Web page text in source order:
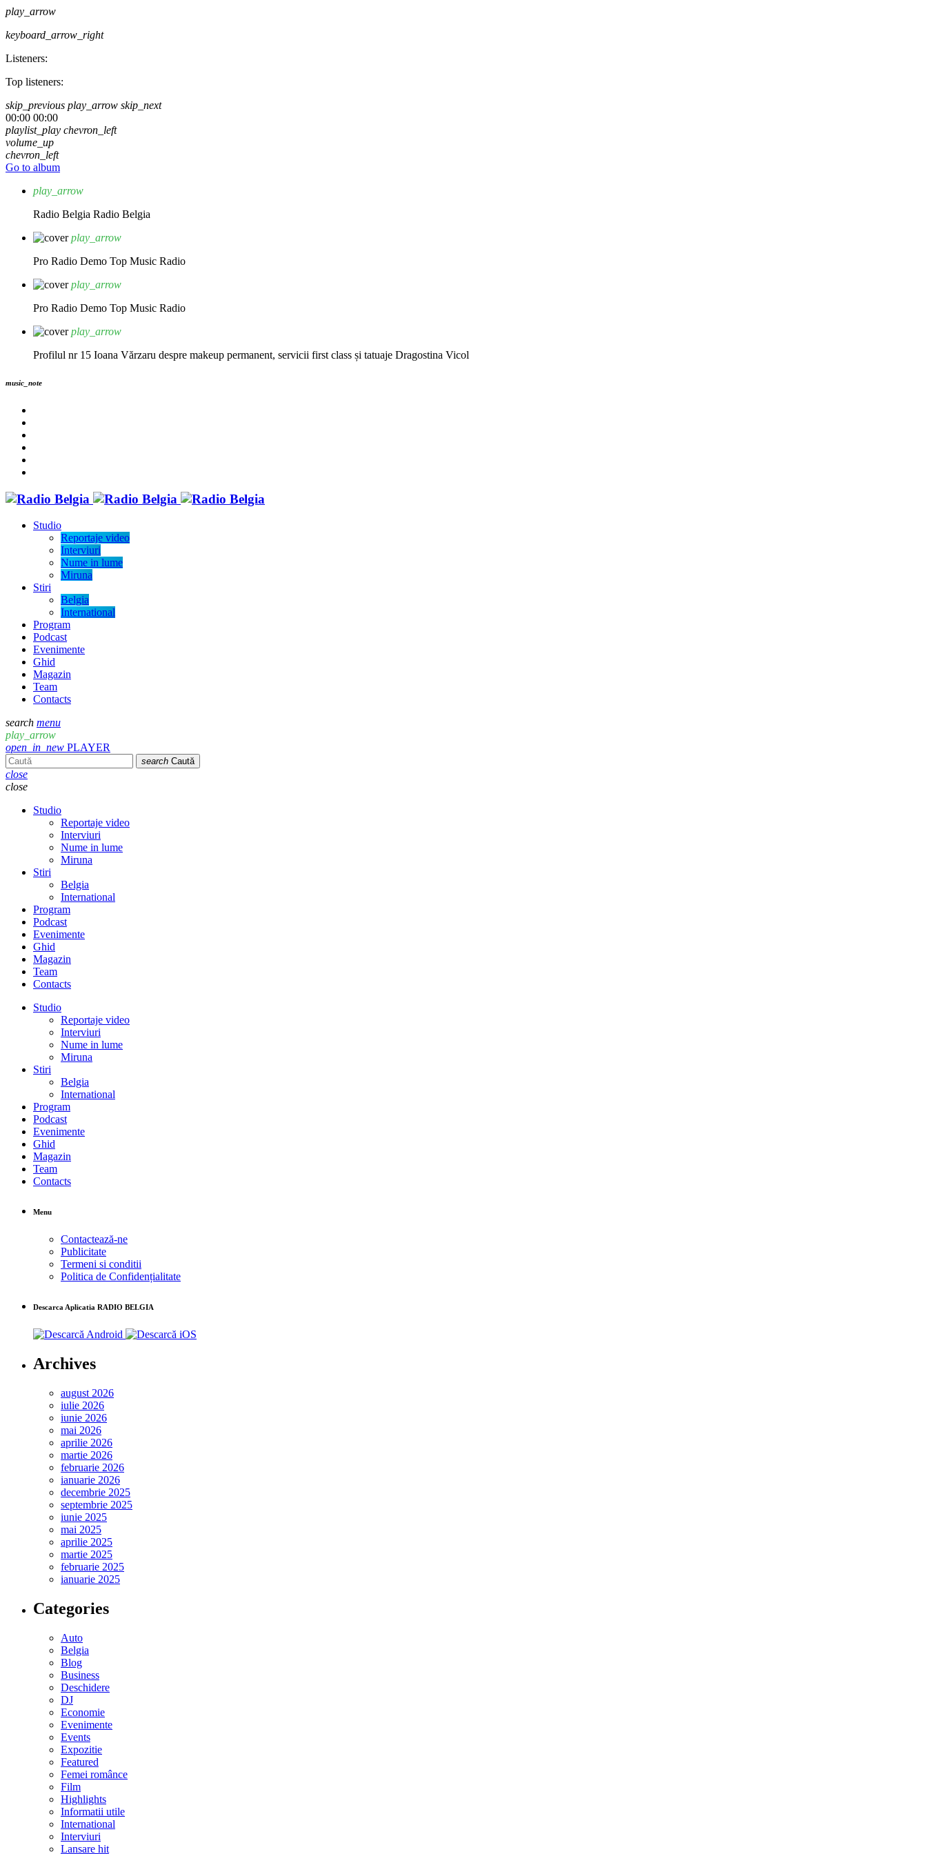
play_arrow
keyboard_arrow_right
Listeners:
Top listeners:
skip_previous play_arrow skip_next
00:00 00:00
playlist_play chevron_left
volume_up
chevron_left
Go to album
play_arrow
Radio Belgia Radio Belgia
play_arrow
Pro Radio Demo Top Music Radio
play_arrow
Pro Radio Demo Top Music Radio
play_arrow
Profilul nr 15 Ioana Vărzaru despre makeup permanent, servicii first class și tatuaje Dragostina Vicol
music_note
Studio
Reportaje video
Interviuri
Nume in lume
Miruna
Stiri
Belgia
International
Program
Podcast
Evenimente
Ghid
Magazin
Team
Contacts
search menu
play_arrow
open_in_new PLAYER
search Caută
close
close
Studio
Reportaje video
Interviuri
Nume in lume
Miruna
Stiri
Belgia
International
Program
Podcast
Evenimente
Ghid
Magazin
Team
Contacts
Studio
Reportaje video
Interviuri
Nume in lume
Miruna
Stiri
Belgia
International
Program
Podcast
Evenimente
Ghid
Magazin
Team
Contacts
Menu
Contactează-ne
Publicitate
Termeni si conditii
Politica de Confidențialitate
Descarca Aplicatia RADIO BELGIA
Archives
august 2026
iulie 2026
iunie 2026
mai 2026
aprilie 2026
martie 2026
februarie 2026
ianuarie 2026
decembrie 2025
septembrie 2025
iunie 2025
mai 2025
aprilie 2025
martie 2025
februarie 2025
ianuarie 2025
Categories
Auto
Belgia
Blog
Business
Deschidere
DJ
Economie
Evenimente
Events
Expozitie
Featured
Femei românce
Film
Highlights
Informatii utile
International
Interviuri
Lansare hit